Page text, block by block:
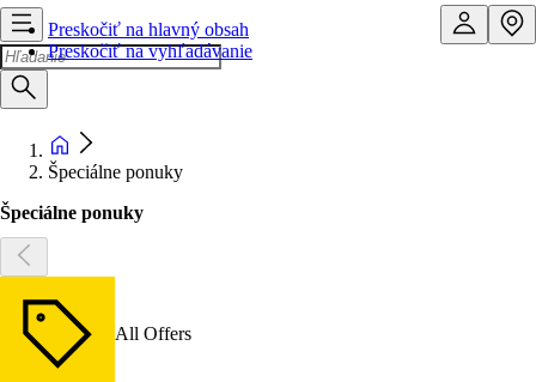
Preskočiť na hlavný obsah
Preskočiť na vyhľadávanie
Špeciálne ponuky
Špeciálne ponuky
All Offers